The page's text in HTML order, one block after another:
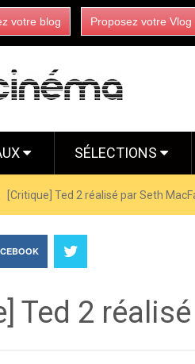
votre blog Proposez votre Vlog
SÉLECTIONS
[Critique] Ted 2 réalisé par Seth
Ted 2